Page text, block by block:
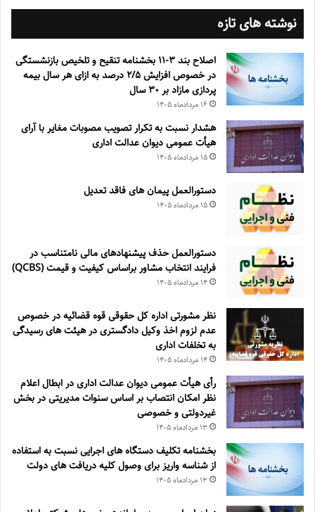
نوشته های تازه
اصلاح بند ۳‏-۱۱ بخشنامه تنقیح و تلخیص بازنشستگی
در خصوص افزایش ۵‏‏‏‏‏‏‏‏‏/۲ درصد به ازای هر سال بیمه
پردازی مازاد بر ۳۰‏ سال
۱۶ مرداد‌ماه ۱۴۰۵
هشدار نسبت به تکرار تصویب مصوبات مغایر با آرای
هیأت عمومی دیوان عدالت اداری
۱۵ مرداد‌ماه ۱۴۰۵
دستورالعمل پیمان های فاقد تعدیل
۱۵ مرداد‌ماه ۱۴۰۵
دستورالعمل حذف پيشنهادهای مالی نامتناسب در
فرايند انتخاب مشاور براساس كيفيت و قيمت (QCBS)
۱۴ مرداد‌ماه ۱۴۰۵
نظر مشورتی اداره کل حقوقی قوه قضائیه در خصوص
عدم لزوم اخذ وکیل دادگستری در هیئت های رسیدگی
به تخلفات اداری
۱۴ مرداد‌ماه ۱۴۰۵
رأی هیأت عمومی دیوان عدالت اداری در ابطال اعلام
نظر امکان انتصاب بر اساس سنوات مدیریتی در بخش
غیردولتی و خصوصی
۱۳ مرداد‌ماه ۱۴۰۵
بخشنامه تکلیف دستگاه های اجرایی نسبت به استفاده
از شناسه واریز برای وصول کلیه دریافت های دولت
۱۳ مرداد‌ماه ۱۴۰۵